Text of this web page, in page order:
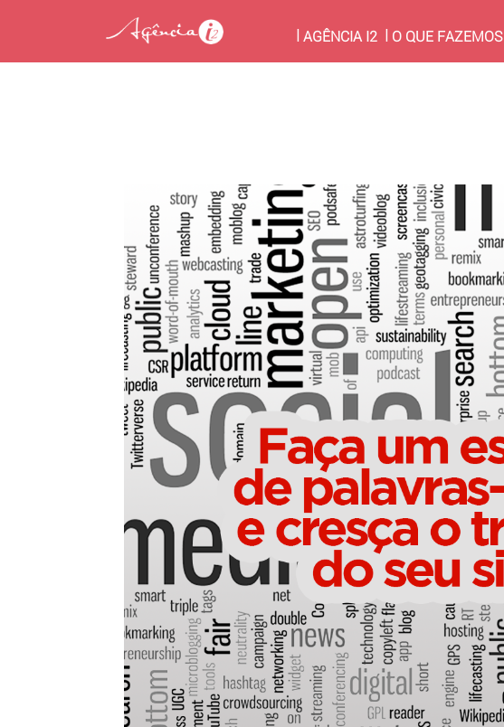
AGÊNCIA I2(CURRENT)
O QUE FAZEMOS